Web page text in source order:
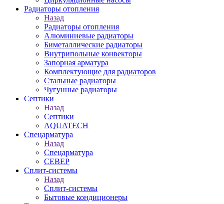
Радиаторы отопления
Назад
Радиаторы отопления
Алюминиевые радиаторы
Биметаллические радиаторы
Внутрипольные конвекторы
Запорная арматура
Комплектующие для радиаторов
Стальные радиаторы
Чугунные радиаторы
Септики
Назад
Септики
AQUATECH
Спецарматура
Назад
Спецарматура
СЕВЕР
Сплит-системы
Назад
Сплит-системы
Бытовые кондиционеры